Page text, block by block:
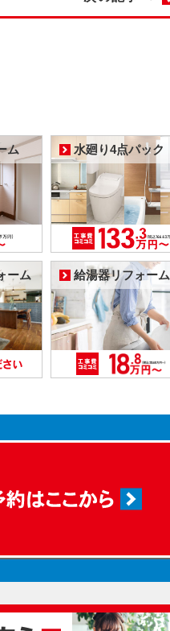
ム 水廻り4点パック
ーム 給湯器リフォーム